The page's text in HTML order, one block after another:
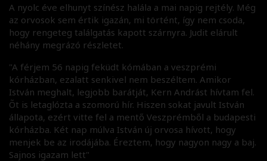
A nyolc éve elhunyt színész halála a mai napig rejtély. Még
az orvosok sem értik igazán, mi történt, így nem csoda,
hogy rengeteg találgatás kapott szárnyra. Judit elárult
néhány megrázó részletet.
"A férjem 56 napig feküdt kómában a veszprémi
kórházban, ezalatt senkivel nem beszéltem. Amikor
István meghalt, legjobb barátját, Kern Andrást hívtam fel.
Õt is letaglózta a szomorú hír. Hiszen sokat javult István
állapota, ezért vitte fel a mentő Veszprémből a budapesti
kórházba. Két nap múlva István új orvosa hívott, hogy
menjek be az irodájába. Éreztem, hogy nagyon nagy a baj.
Sajnos igazam lett"